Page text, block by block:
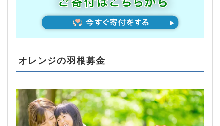
オレンジの羽根募金